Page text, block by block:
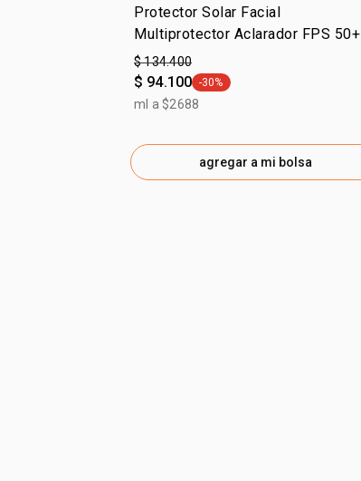
Protector Solar Facial
Multiprotector Aclarador FPS 50+
$ 134.400
$ 94.100 general.tag -30%
-30%
ml a $2688
agregar a mi bolsa